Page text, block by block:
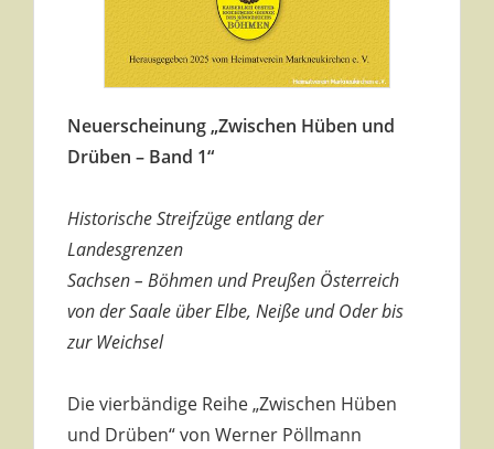
Neuerscheinung „Zwischen Hüben und
Drüben – Band 1“
Historische Streifzüge entlang der
Landesgrenzen
Sachsen – Böhmen und Preußen Österreich
von der Saale über Elbe, Neiße und Oder bis
zur Weichsel
Die vierbändige Reihe „Zwischen Hüben
und Drüben“ von Werner Pöllmann